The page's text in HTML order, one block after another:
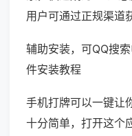
用户可通过正规渠道
辅助安装，可QQ搜
件安装教程
手机打牌可以一键让
十分简单，打开这个